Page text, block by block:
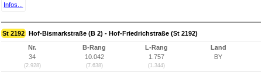
Infos...
St 2192 Hof-Bismarkstraße (B 2) - Hof-Friedrichstraße (St 2192)
Nr.
34
(2.928)
B-Rang
10.042
(7.638)
L-Rang
1.757
(1.344)
Land
BY